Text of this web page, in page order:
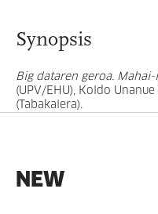
Synopsis
Big dataren geroa. Mahai-
(UPV/EHU), Koldo
(Tabakalera).
NEW